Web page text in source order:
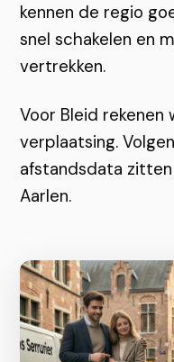
kennen de regio
snel schakelen en
vertrekken.
Voor Bleid rekenen
verplaatsing.
afstandsdata
Aarlen.